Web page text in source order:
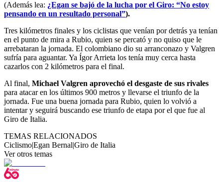
(Además lea: ¿Egan se bajó de la lucha por el Giro: “No estoy
pensando en un resultado personal”).
Tres kilómetros finales y los ciclistas que venían por detrás ya tenían
en el punto de mira a Rubio, quien se percató y no quiso que le
arrebataran la jornada. El colombiano dio su arranconazo y Valgren
sufría para aguantar. Ya Ígor Arrieta los tenía muy cerca hasta
cazarlos con 2 kilómetros para el final.
Al final, Michael Valgren aprovechó el desgaste de sus rivales
para atacar en los últimos 900 metros y llevarse el triunfo de la
jornada. Fue una buena jornada para Rubio, quien lo volvió a
intentar y seguirá buscando ese triunfo de etapa por el que fue al
Giro de Italia.
TEMAS RELACIONADOS
Ciclismo|Egan Bernal|Giro de Italia
Ver otros temas